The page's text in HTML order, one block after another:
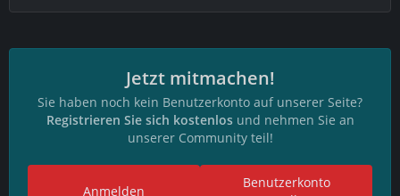
Jetzt mitmachen!
Sie haben noch kein Benutzerkonto auf unserer Seite?
Registrieren Sie sich kostenlosund nehmen Sie an
unserer Community teil!
Benutzerkonto
Anmelden